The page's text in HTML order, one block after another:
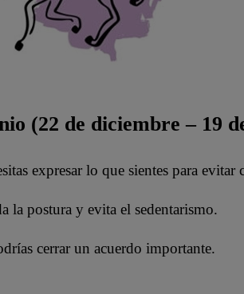
(22 de diciembre – 19
expresar lo que sientes para evitar
la postura y evita el sedentarismo.
cerrar un acuerdo importante.